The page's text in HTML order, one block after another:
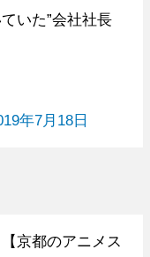
いた”会社社長
年7月18日
京都のアニメス